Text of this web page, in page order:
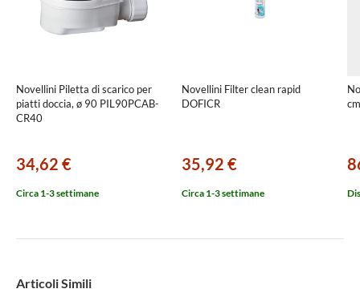
Novellini Piletta di scarico per
piatti doccia, ø 90 PIL90PCAB-
CR40
34,62 €
Circa 1-3 settimane
Novellini Filter clean rapid
DOFICR
35,92 €
Circa 1-3 settimane
Articoli Simili